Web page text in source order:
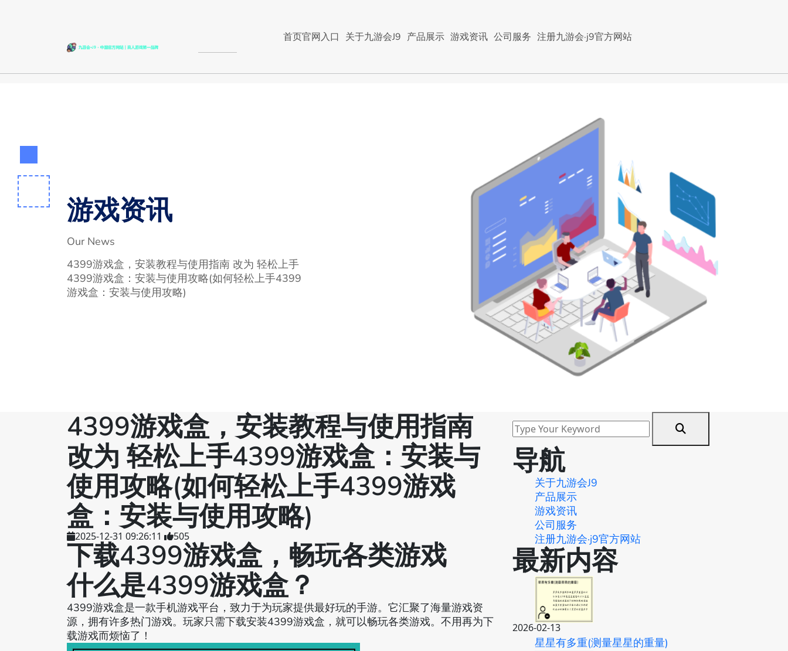
首页官网入口 关于九游会J9 产品展示 游戏资讯 公司服务 注册九游会·j9官方网站
游戏资讯
Our News
4399游戏盒，安装教程与使用指南 改为 轻松上手
4399游戏盒：安装与使用攻略(如何轻松上手4399
游戏盒：安装与使用攻略)
4399游戏盒，安装教程与使用指南
改为 轻松上手4399游戏盒：安装与
使用攻略(如何轻松上手4399游戏
盒：安装与使用攻略)
2025-12-31 09:26:11 505
下载4399游戏盒，畅玩各类游戏
什么是4399游戏盒？
4399游戏盒是一款手机游戏平台，致力于为玩家提供最好玩的手游。它汇聚了海量游戏资
源，拥有许多热门游戏。玩家只需下载安装4399游戏盒，就可以畅玩各类游戏。不用再为下
载游戏而烦恼了！
导航
关于九游会J9
产品展示
游戏资讯
公司服务
注册九游会·j9官方网站
最新内容
2026-02-13
星星有多重(测量星星的重量)